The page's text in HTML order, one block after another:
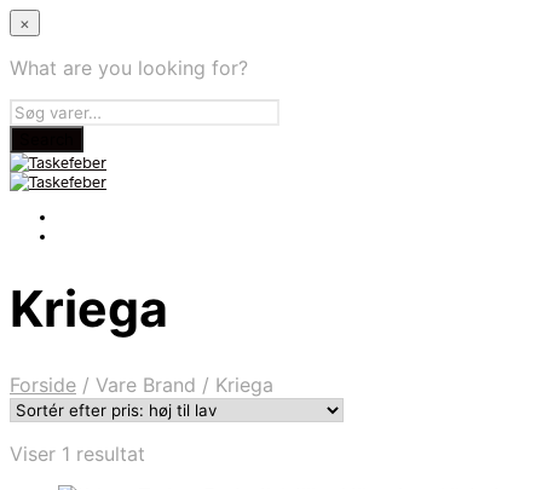
×
What are you looking for?
Kriega
Forside / Vare Brand / Kriega
Viser 1 resultat